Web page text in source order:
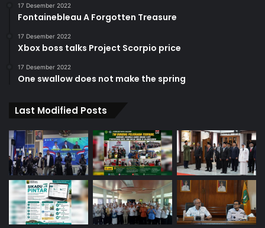
17 Desember 2022
Fontainebleau A Forgotten Treasure
17 Desember 2022
Xbox boss talks Project Scorpio price
17 Desember 2022
One swallow does not make the spring
Last Modified Posts